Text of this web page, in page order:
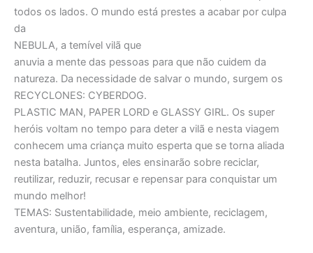
todos os lados. O mundo está prestes a acabar por culpa
da
NEBULA, a temível vilã que
anuvia a mente das pessoas para que não cuidem da
natureza. Da necessidade de salvar o mundo, surgem os
RECYCLONES: CYBERDOG.
PLASTIC MAN, PAPER LORD e GLASSY GIRL. Os super
heróis voltam no tempo para deter a vilã e nesta viagem
conhecem uma criança muito esperta que se torna aliada
nesta batalha. Juntos, eles ensinarão sobre reciclar,
reutilizar, reduzir, recusar e repensar para conquistar um
mundo melhor!
TEMAS: Sustentabilidade, meio ambiente, reciclagem,
aventura, união, família, esperança, amizade.